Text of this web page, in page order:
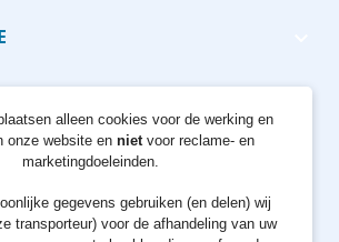

alleen cookies voor de werking en
onze website en nietvoor reclame- en
marketingdoeleinden.
gegevens gebruiken (en delen) wij
transporteur) voor de afhandeling van uw